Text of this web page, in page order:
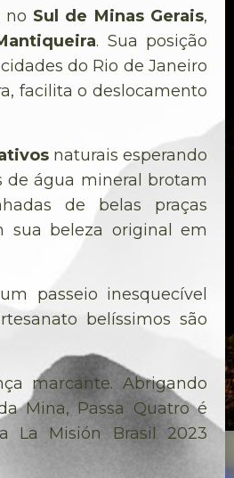
no Sul de Minas Gerais,
. Sua posição
do Rio de Janeiro
facilita o deslocamento
naturais esperando
de água mineral brotam
de belas praças
sua beleza original em
passeio inesquecível
belíssimos são
marcante. Abrigando
Mina, Passa Quatro é
La Misión Brasil 2023